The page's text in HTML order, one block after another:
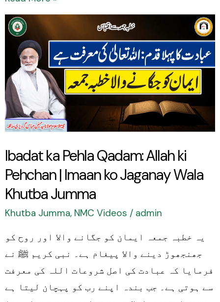
Ibadat ka Pehla Qadam: Allah ki
Pehchan | Imaan ko Jaganay Wala
Khutba Jumma
Khutba Jumma, NMC Videos / admin
یہ خطبہ جمعہ ایمان کو جگانے والا اور روح کو
جھنجھوڑ دینے والا پیغام ہے۔ نبی کریم ﷺ نے
فرمایا کہ عبادت کی اصل شروعات اللہ کی معرفت
سے ہوتی ہے۔ جب بندہ اپنے رب کو پہچان لیتا ہے
Ibadat
ka
Pehla
Qadam:
Allah
ki
Pehchan
Imaan
ko
Jaganay
Jumma